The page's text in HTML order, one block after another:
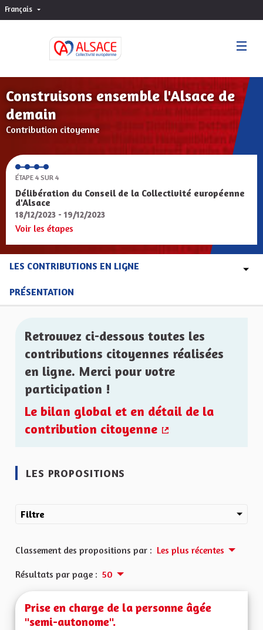
Français Choisir la langue
Construisons ensemble l'Alsace de
demain
Contribution citoyenne
ÉTAPE 4 SUR 4
Délibération du Conseil de la Collectivité européenne
d'Alsace
18/12/2023 - 19/12/2023
Voir les étapes
LES CONTRIBUTIONS EN LIGNE
PRÉSENTATION
Retrouvez ci-dessous toutes les
contributions citoyennes réalisées
en ligne. Merci pour votre
participation !
Le bilan global et en détail de la
contribution citoyenne
LES PROPOSITIONS
Filtre
Classement des propositions par : Les plus récentes
Résultats par page : 50
Prise en charge de la personne âgée
"semi-autonome".